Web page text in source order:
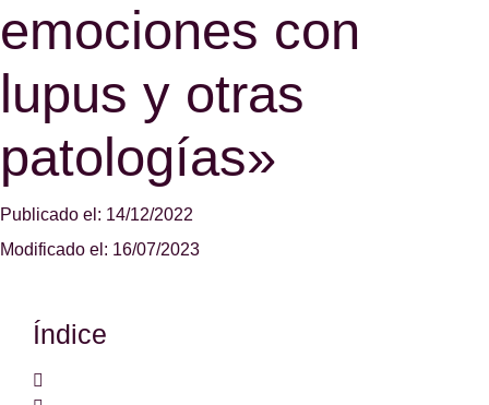
emociones con
lupus y otras
patologías»
Publicado el: 14/12/2022
Modificado el: 16/07/2023
Índice